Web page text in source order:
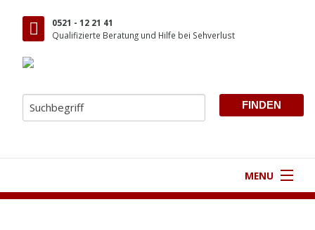
0521 - 12 21 41
Qualifizierte Beratung und Hilfe bei Sehverlust
MENU